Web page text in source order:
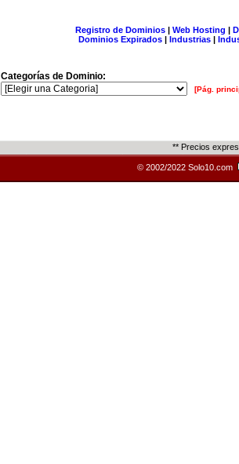
Registro de Dominios| Web Hosting |
Dominios Expirados | Industrias |
Categorías de Dominio:
[Pág.
** Precios
© 2002/2022 Solo10.com